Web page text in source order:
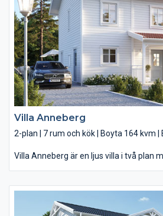
att det känns trångt. Ovanvåningen är
stort takfönster som ger badrummet
finns också ett praktiskt hemmakontor,
tre av husets fyra sovrum.
Villa Anneberg
2-plan | 7 rum och kök | Boyta 164 kvm
Villa Anneberg är en ljus villa i två plan
vardagar som helger. Här har du ert
både förråd och köksö, och genom de
du ditt nybryggda kaffe direkt ut på